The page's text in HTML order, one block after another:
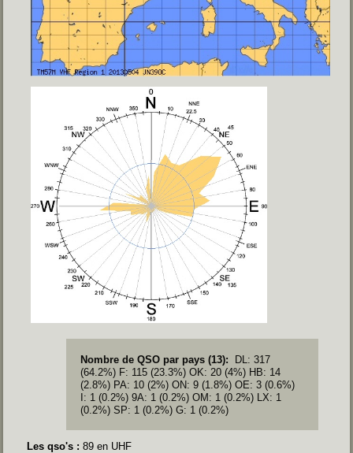
Nombre de QSO par pays (13):
DL: 317
(64.2%) F: 115 (23.3%) OK: 20 (4%) HB: 14
(2.8%) PA: 10 (2%) ON: 9 (1.8%) OE: 3 (0.6%)
I: 1 (0.2%) 9A: 1 (0.2%) OM: 1 (0.2%) LX: 1
(0.2%) SP: 1 (0.2%) G: 1 (0.2%)
Les qso's :89 en UHF